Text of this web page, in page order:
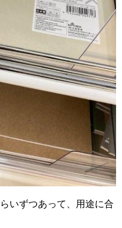
いずつあって、用途に合